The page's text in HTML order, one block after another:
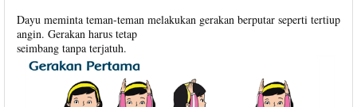
Dayu meminta teman-teman melakukan gerakan berputar seperti tertiup
angin. Gerakan harus tetap
seimbang tanpa terjatuh.